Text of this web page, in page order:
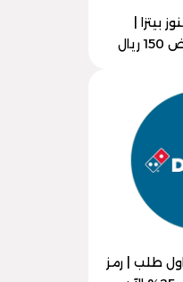
بيتزا |
طلب | رمز